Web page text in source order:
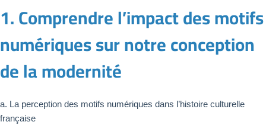
1. Comprendre l’impact des motifs
numériques sur notre conception
de la modernité
a. La perception des motifs numériques dans l’histoire culturelle
française